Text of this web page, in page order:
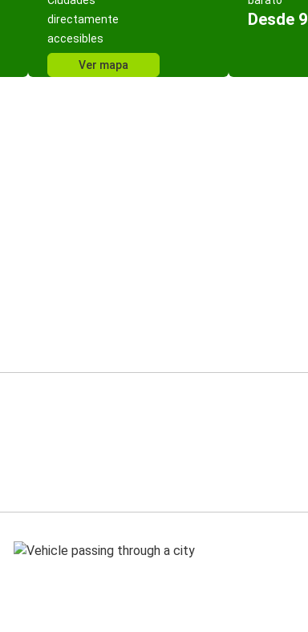
directamente
accesibles
Ver mapa
Desde